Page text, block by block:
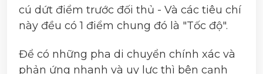
cú dứt điểm trước đối thủ - Và các tiêu chí
này đều có 1 điểm chung đó là "Tốc độ".
Để có những pha di chuyển chính xác và
phản ứng nhanh và uy lực thì bên cạnh